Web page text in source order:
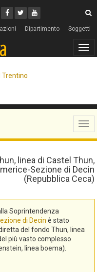
Facebook
Twitter
Youtube
Dipartimento Soggetti
Trentino
linea di Castel Thun,
Sezione di Decin
(Repubblica Ceca)
Soprintendenza
di Decin è stato
del fondo Thun, linea
più vasto complesso
linea boema).